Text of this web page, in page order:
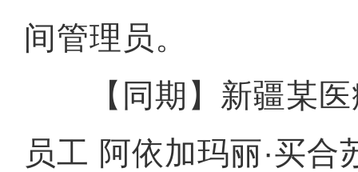
间管理员。
【同期】新疆某医
员工 阿依加玛丽·买合